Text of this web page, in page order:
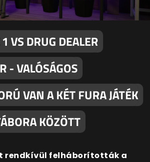
VS DRUG DEALER
- VALÓSÁGOS
VAN A KÉT FURA JÁTÉK
KÖZÖTT
rendkívül felháborították a